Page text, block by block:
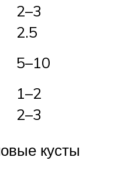
2–3
2.5
5–10
1–2
2–3
кусты